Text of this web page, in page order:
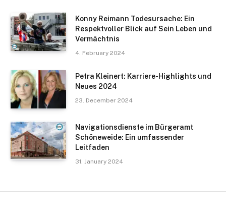
Konny Reimann Todesursache: Ein
Respektvoller Blick auf Sein Leben und
Vermächtnis
4. February 2024
Petra Kleinert: Karriere-Highlights und
Neues 2024
23. December 2024
Navigationsdienste im Bürgeramt
Schöneweide: Ein umfassender
Leitfaden
31. January 2024